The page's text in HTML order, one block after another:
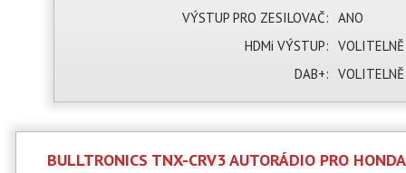
VÝSTUP PRO ZESILOVAČ: ANO
HDMi VÝSTUP: VOLITELNĚ
DAB+: VOLITELNĚ
BULLTRONICS TNX-CRV3 AUTORÁDIO PRO